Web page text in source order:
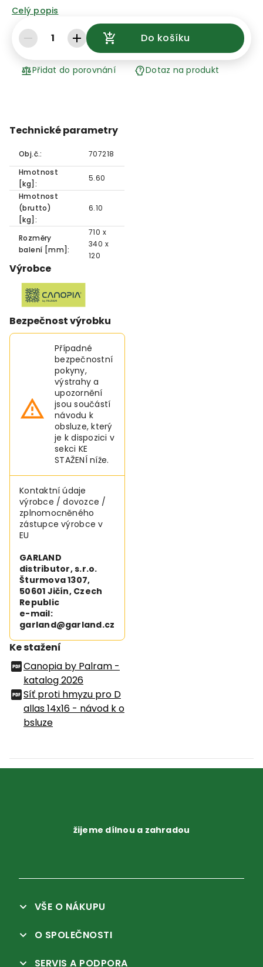
Celý popis
1 Do košíku
Přidat do porovnání Dotaz na produkt
Technické parametry
Obj.č.:
707218
Hmotnost
[kg]:
5.60
Hmotnost
(brutto)
[kg]:
6.10
Rozměry
balení [mm]:
710 x
340 x
120
Výrobce
Bezpečnost výrobku
Případné
bezpečnostní
pokyny,
výstrahy a
upozornění
jsou součástí
návodu k
obsluze, který
je k dispozici v
sekci KE
STAŽENÍ níže.
Kontaktní údaje
výrobce / dovozce /
zplnomocněného
zástupce výrobce v
EU
GARLAND
distributor, s.r.o.
Šturmova 1307,
50601 Jičín, Czech
Republic
e-mail:
garland@garland.cz
Ke stažení
Canopia by Palram -
katalog 2026
Síť proti hmyzu pro D
allas 14x16 - návod k o
bsluze
žijeme dílnou a zahradou
VŠE O NÁKUPU
O SPOLEČNOSTI
SERVIS A PODPORA